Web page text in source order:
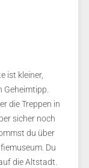
ist kleiner,
Geheimtipp.
die Treppen in
sicher noch
du über
Du
die Altstadt.